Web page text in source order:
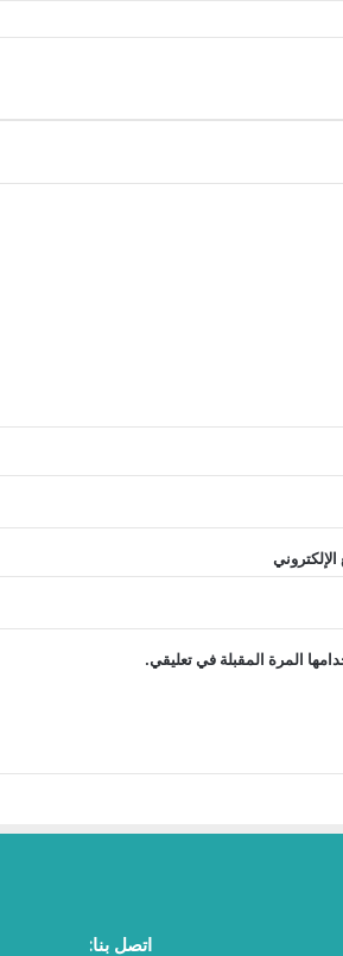
الإلكتروني
المرة المقبلة في تعليقي.
اتصل بنا: